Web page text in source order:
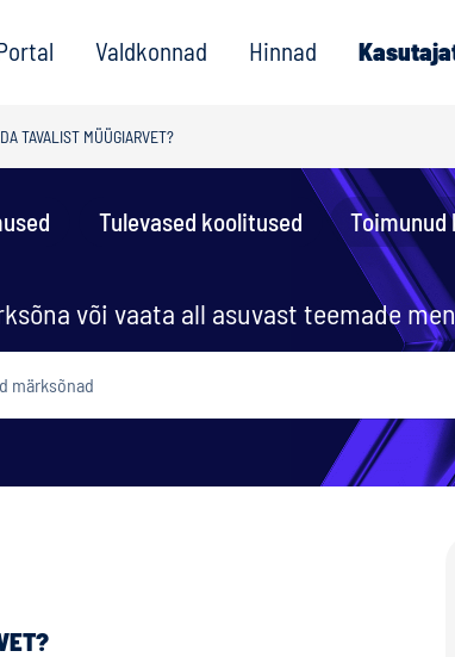
Valdkonnad Hinnad
TAVALIST MÜÜGIARVET?
Tulevased koolitused Toimunud
või vaata all asuvast teemade